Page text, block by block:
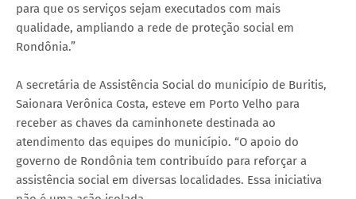
para que os serviços sejam executados com mais
qualidade, ampliando a rede de proteção social em
Rondônia.”
A secretária de Assistência Social do município de Buritis,
Saionara Verônica Costa, esteve em Porto Velho para
receber as chaves da caminhonete destinada ao
atendimento das equipes do município. “O apoio do
governo de Rondônia tem contribuído para reforçar a
assistência social em diversas localidades. Essa iniciativa